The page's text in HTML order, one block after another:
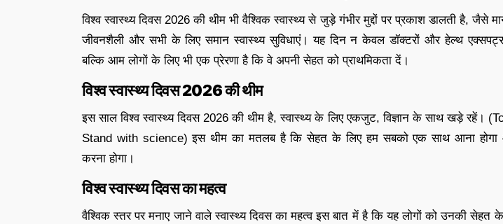
विश्व स्वास्थ्य दिवस 2026 की थीम भी वैश्विक स्वास्थ्य से जुड़े गंभीर मुद्दों पर प्रकाश डालती है, जैसे
जीवनशैली और सभी के लिए समान स्वास्थ्य सुविधाएं। यह दिन न केवल डॉक्टरों और हेल्थ
बल्कि आम लोगों के लिए भी एक प्रेरणा है कि वे अपनी सेहत को प्राथमिकता दें।
विश्व स्वास्थ्य दिवस 2026 की थीम
इस साल विश्व स्वास्थ्य दिवस 2026 की थीम है, स्वास्थ्य के लिए एकजुट, विज्ञान के साथ खड़े रहें।
Stand with science) इस थीम का मतलब है कि सेहत के लिए हम सबको एक साथ आना होगा
करना होगा।
विश्व स्वास्थ्य दिवस का महत्व
वैश्विक स्तर पर मनाए जाने वाले स्वास्थ्य दिवस का महत्व इस बात में है कि यह लोगों को उनकी सेहत